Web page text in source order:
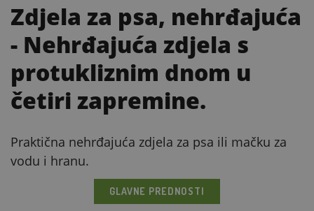
Zdjela za psa, nehrđajuća
- Nehrđajuća zdjela s
protukliznim dnom u
četiri zapremine.
Praktična nehrđajuća zdjela za psa ili mačku za
vodu i hranu.
GLAVNE PREDNOSTI